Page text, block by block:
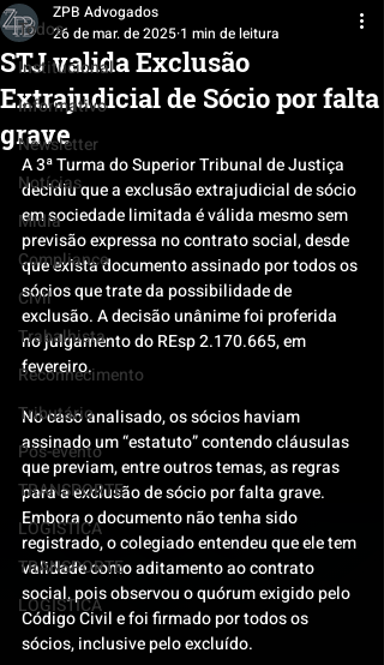
Todos
Institucional
Informativo
Newsletter
Notícias
Mídia
Compliance
Civil
Trabalhista
Reconhecimento
Tributário
Pós-evento
TRANSPORTE
LOGISTICA
TRANSPORTE
LOGISTICA
STJ valida Exclusão
Extrajudicial de Sócio por falta
grave
ZPB Advogados
26 de mar. de 2025 1 min de leitura
A 3ª Turma do Superior Tribunal de Justiça
decidiu que a exclusão extrajudicial de sócio
em sociedade limitada é válida mesmo sem
previsão expressa no contrato social, desde
que exista documento assinado por todos os
sócios que trate da possibilidade de
exclusão. A decisão unânime foi proferida
no julgamento do REsp 2.170.665, em
fevereiro.
No caso analisado, os sócios haviam
assinado um “estatuto” contendo cláusulas
que previam, entre outros temas, as regras
para a exclusão de sócio por falta grave.
Embora o documento não tenha sido
registrado, o colegiado entendeu que ele tem
validade como aditamento ao contrato
social, pois observou o quórum exigido pelo
Código Civil e foi firmado por todos os
sócios, inclusive pelo excluído.